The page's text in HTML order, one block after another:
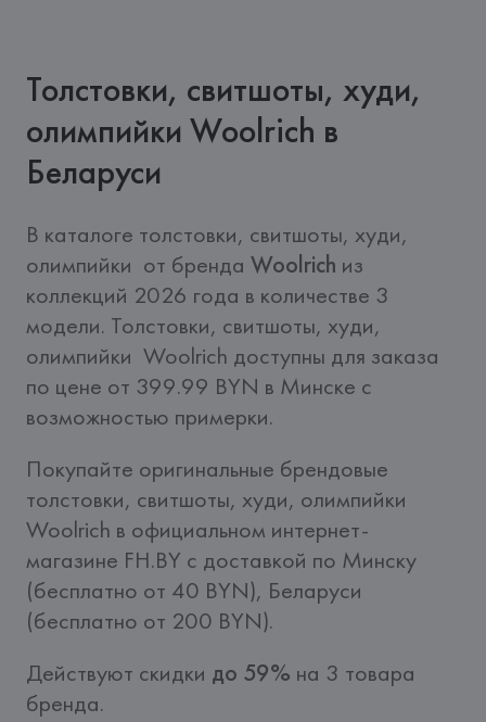
Толстовки, свитшоты, худи,
олимпийки Woolrich в
Беларуси
В каталоге толстовки, свитшоты, худи,
олимпийки  от бренда Woolrich из
коллекций 2026 года в количестве 3
модели. Толстовки, свитшоты, худи,
олимпийки  Woolrich доступны для заказа
по цене от 399.99 BYN в Минске с
возможностью примерки.
Покупайте оригинальные брендовые
толстовки, свитшоты, худи, олимпийки
Woolrich в официальном интернет-
магазине FH.BY c доставкой по Минску
(бесплатно от 40 BYN), Беларуси
(бесплатно от 200 BYN).
Действуют скидки до 59% на 3 товара
бренда.